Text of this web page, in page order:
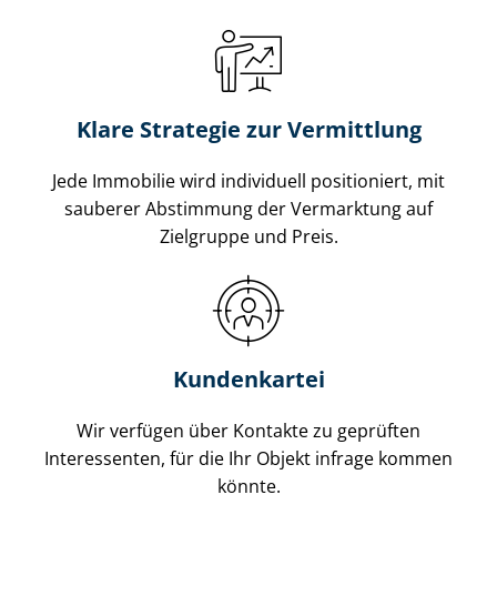
Klare Strategie zur Vermittlung
Jede Immobilie wird individuell positioniert, mit
sauberer Abstimmung der Vermarktung auf
Zielgruppe und Preis.
Kundenkartei
Wir verfügen über Kontakte zu geprüften
Interessenten, für die Ihr Objekt infrage kommen
könnte.